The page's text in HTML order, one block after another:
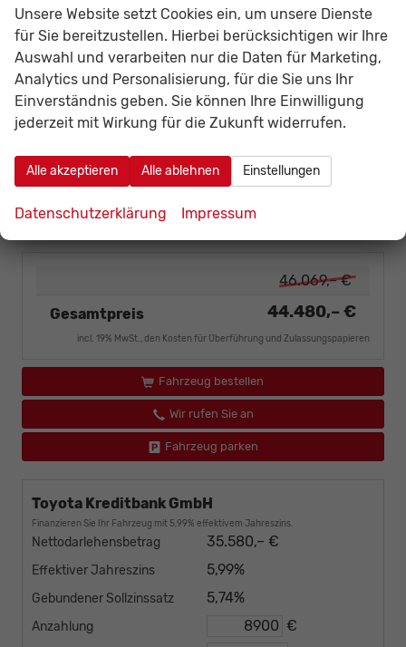
Kilometerstand
20
Lackierung
Metallic
Leergewicht
1580 kg
Nichtraucher-Fahrzeug
vorhanden
Polsterung
Zustand
Zustand, Fahrfähigkeit
46.069,– €
Gesamtpreis
44.480,– €
incl. 19% MwSt., den Kosten für Überführung und Zulassungspapieren
Fahrzeug bestellen
Wir rufen Sie an
Fahrzeug parken
Toyota Kreditbank GmbH
Finanzieren Sie Ihr Fahrzeug mit 5,99% effektivem Jahreszins.
Nettodarlehensbetrag 35.580,– €
Effektiver Jahreszins 5,99%
Gebundener Sollzinssatz 5,74%
Anzahlung €
Unsere Website setzt Cookies ein, um unsere Dienste
für Sie bereitzustellen. Hierbei berücksichtigen wir Ihre
Auswahl und verarbeiten nur die Daten für Marketing,
Analytics und Personalisierung, für die Sie uns Ihr
Einverständnis geben. Sie können Ihre Einwilligung
jederzeit mit Wirkung für die Zukunft widerrufen.
Alle akzeptieren Alle ablehnen Einstellungen
Datenschutzerklärung Impressum